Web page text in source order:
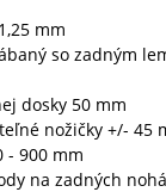
mm
so zadným
dosky 50 mm
nožičky +/- 45
- 900 mm
na zadných